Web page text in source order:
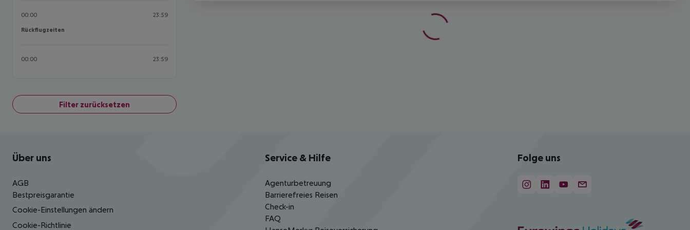
00:00 23:59
Rückflugzeiten
Rückflugzeiten
00:00 23:59
Filter zurücksetzen
Footer navigation
Über uns
AGB
Bestpreisgarantie
Cookie-Einstellungen ändern
Cookie-Richtlinie
Service & Hilfe
Agenturbetreuung
Barrierefreies Reisen
Check-in
FAQ
Folge uns